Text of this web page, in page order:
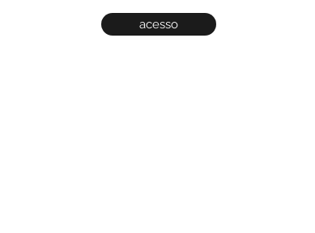
acesso